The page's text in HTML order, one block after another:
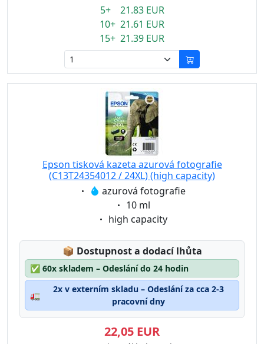
5+ 21.83 EUR
10+ 21.61 EUR
15+ 21.39 EUR
Epson tisková kazeta azurová fotografie
(C13T24354012 / 24XL) (high capacity)
Eigenschaft:
azurová fotografie
Eigenschaft:
10 ml
Eigenschaft:
high capacity
📦 Lagerstatus:
Dostupnost a dodací lhůta
✅ 60x skladem – Odeslání do 24 hodin
🚛
2x v externím skladu – Odeslání za cca 2-3
pracovní dny
22,05 EUR